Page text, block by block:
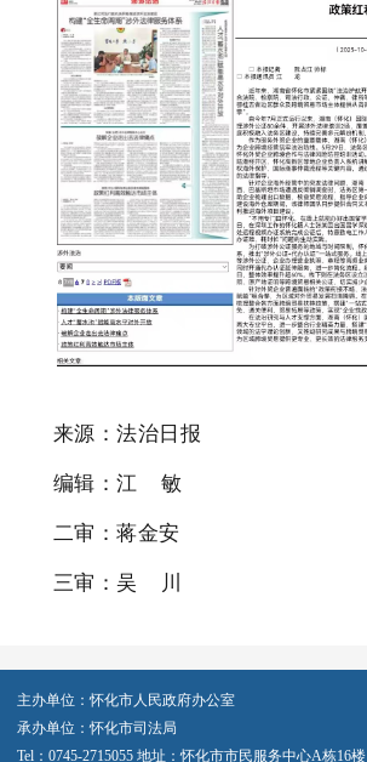
来源：法治日报
编辑：江 敏
二审：蒋金安
三审：吴 川
主办单位：怀化市人民政府办公室
承办单位：怀化市司法局
Tel：0745-2715055 地址：怀化市市民服务中心A栋16楼